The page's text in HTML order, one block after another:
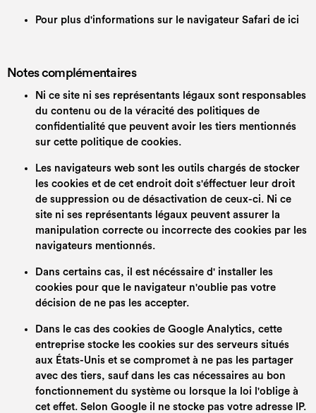
Pour plus d'informations sur le navigateur Safari de ici
Notes complémentaires
Ni ce site ni ses représentants légaux sont responsables
du contenu ou de la véracité des politiques de
confidentialité que peuvent avoir les tiers mentionnés
sur cette politique de cookies.
Les navigateurs web sont les outils chargés de stocker
les cookies et de cet endroit doit s'éffectuer leur droit
de suppression ou de désactivation de ceux-ci. Ni ce
site ni ses représentants légaux peuvent assurer la
manipulation correcte ou incorrecte des cookies par les
navigateurs mentionnés.
Dans certains cas, il est nécéssaire d' installer les
cookies pour que le navigateur n'oublie pas votre
décision de ne pas les accepter.
Dans le cas des cookies de Google Analytics, cette
entreprise stocke les cookies sur des serveurs situés
aux États-Unis et se compromet à ne pas les partager
avec des tiers, sauf dans les cas nécessaires au bon
fonctionnement du système ou lorsque la loi l'oblige à
cet effet. Selon Google il ne stocke pas votre adresse IP.